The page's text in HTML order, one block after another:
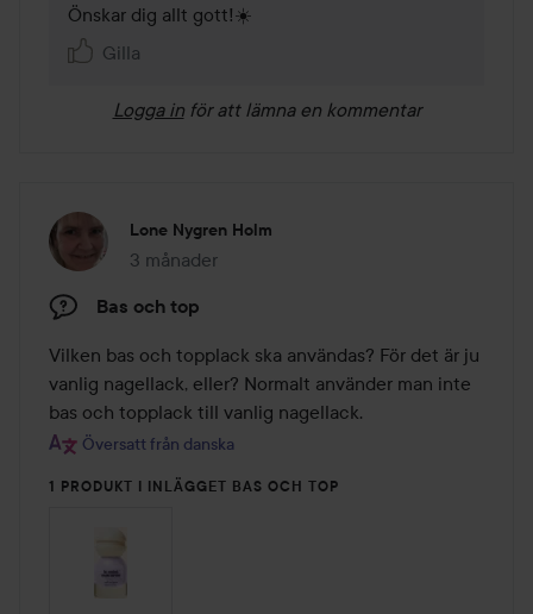
Önskar dig allt gott!☀️
Gilla
Logga in för att lämna en kommentar
Lone Nygren Holm
3 månader
Inlägget skapades 3 månader
Bas och top
Vilken bas och topplack ska användas? För det är ju
vanlig nagellack, eller? Normalt använder man inte
bas och topplack till vanlig nagellack.
Översatt från danska
1 PRODUKT I INLÄGGET BAS OCH TOP